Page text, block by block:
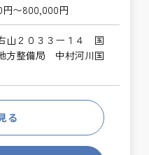
円〜800,000円
山２０３３ー１４ 国
方整備局 中村河川国
る